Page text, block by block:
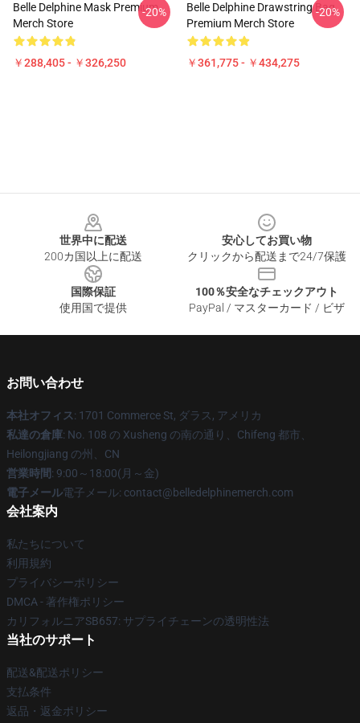
Belle Delphine Mask Premium
Merch Store
￥288,405 - ￥326,250
-20%
Belle Delphine Drawstring Bag
Premium Merch Store
￥361,775 - ￥434,275
-20%
世界中に配送
200カ国以上に配送
安心してお買い物
クリックから配送まで24/7保護
国際保証
使用国で提供
100％安全なチェックアウト
PayPal / マスターカード / ビザ
お問い合わせ
本社オフィス: 1701 Commerce St, ダラス, アメリカ
私達の倉庫: No. 108 の Xusheng の南の通り、Chifeng 都市、
Heilongjiang の州、CN
営業時間: 9:00～18:00(月～金)
電子メール電子メール: contact@belledelphinemerch.com
会社案内
私たちについて
利用規約
プライバシーポリシー
DMCA - 著作権ポリシー
カリフォルニアSB657: サプライチェーンの透明性法
当社のサポート
配送&配送ポリシー
支払条件
返品・返金ポリシー